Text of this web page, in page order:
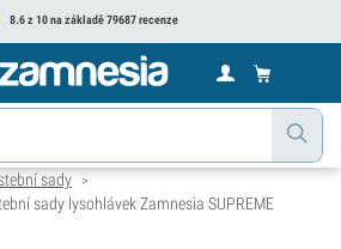
8.6 z 10 na základě 79687 recenze
sady >
sady lysohlávek Zamnesia SUPREME